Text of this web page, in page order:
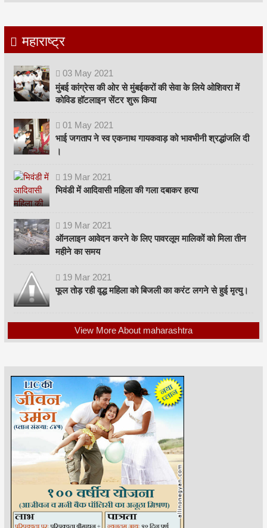
महाराष्ट्र
03 May 2021
मुंबई कांग्रेस की ओर से मुंबईकरों की सेवा के लिये ओशिवरा में
कोविड हॉटलाइन सेंटर शुरू किया
01 May 2021
भाई जगताप ने स्व एकनाथ गायकवाड़ को भावभीनी श्रद्धांजलि दी
।
19 Mar 2021
भिवंडी में आदिवासी महिला की गला दबाकर हत्या
19 Mar 2021
ऑनलाइन आवेदन करने के लिए पावरलूम मालिकों को मिला तीन
महीने का समय
19 Mar 2021
फूल तोड़ रही वृद्ध महिला को बिजली का करंट लगने से हुई मृत्यु।
View More About maharashtra